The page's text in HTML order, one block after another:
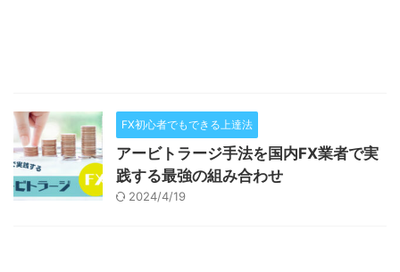
FX初心者でもできる上達法
アービトラージ手法を国内FX業者で実
践する最強の組み合わせ
2024/4/19